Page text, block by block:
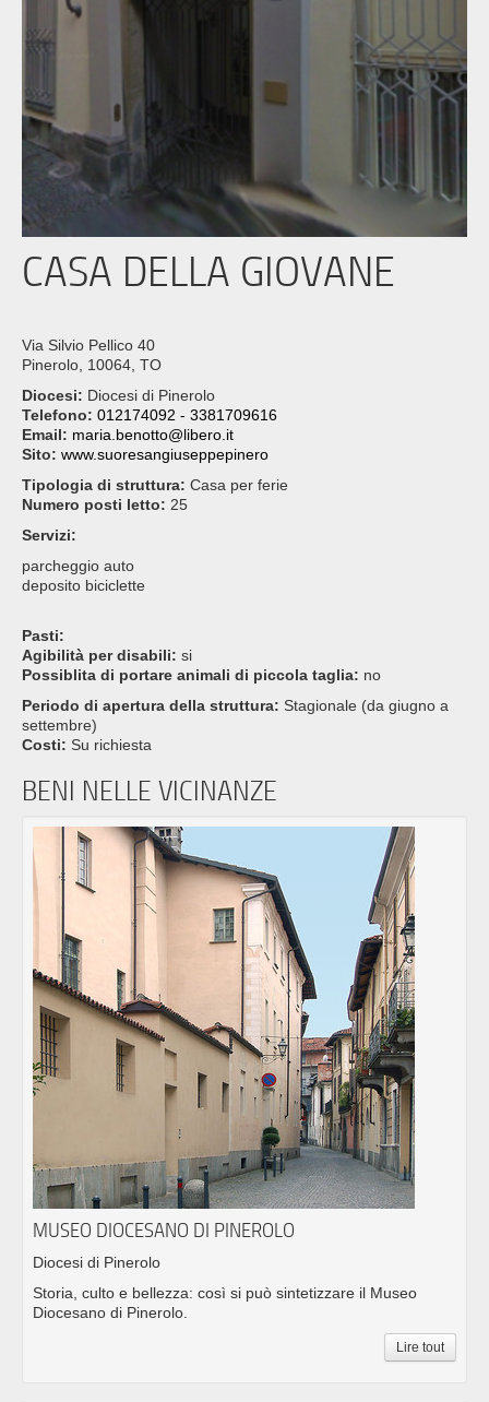
CASA DELLA GIOVANE
Via Silvio Pellico 40
Pinerolo, 10064, TO
Diocesi: Diocesi di Pinerolo
Telefono: 012174092 - 3381709616
Email: maria.benotto@libero.it
Sito: www.suoresangiuseppepinero
Tipologia di struttura: Casa per ferie
Numero posti letto: 25
Servizi:
parcheggio auto
deposito biciclette
Pasti:
Agibilità per disabili: si
Possiblita di portare animali di piccola taglia: no
Periodo di apertura della struttura: Stagionale (da giugno a
settembre)
Costi: Su richiesta
BENI NELLE VICINANZE
MUSEO DIOCESANO DI PINEROLO
Diocesi di Pinerolo
Storia, culto e bellezza: così si può sintetizzare il Museo
Diocesano di Pinerolo.
Lire tout